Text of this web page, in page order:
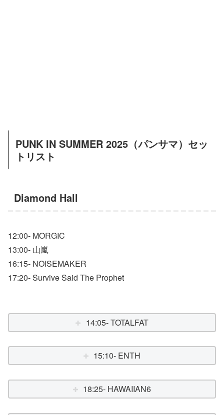
PUNK IN SUMMER 2025（パンサマ）セッ
トリスト
Diamond Hall
12:00- MORGIC
13:00- 山嵐
16:15- NOISEMAKER
17:20- Survive Said The Prophet
14:05- TOTALFAT
15:10- ENTH
18:25- HAWAIIAN6